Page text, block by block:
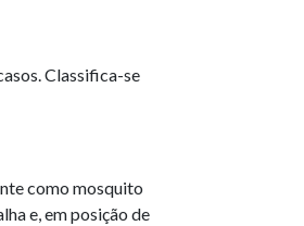
Classifica-se
como mosquito
e, em posição de